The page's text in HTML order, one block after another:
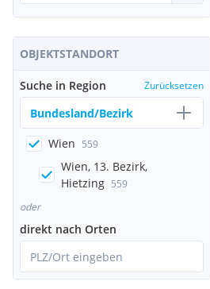
OBJEKTSTANDORT
Suche in Region Zurücksetzen
Bundesland/Bezirk
Wien 559
Wien, 13. Bezirk,
Hietzing 559
oder
direkt nach Orten
PLZ/Ort eingeben